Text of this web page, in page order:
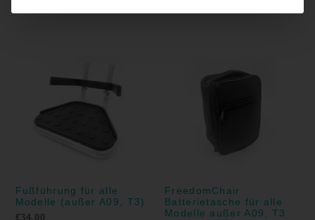
Fußführung für alle
Modelle (außer A09, T3)
€34,00
FreedomChair
Batterietasche für alle
Modelle außer A09, T3